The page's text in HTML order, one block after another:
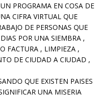
PROGRAMA EN COSA DE
CIFRA VIRTUAL QUE
DE PERSONAS QUE
POR UNA SIEMBRA ,
FACTURA , LIMPIEZA ,
DE CIUDAD A CIUDAD ,
QUE EXISTEN PAISES
UNA MISERIA